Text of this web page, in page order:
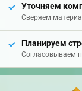
Уточняем
Сверяем
Планируем
Согласовываем